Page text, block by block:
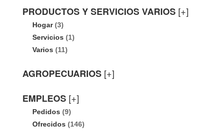
PRODUCTOS Y SERVICIOS VARIOS [+]
Hogar(3)
Servicios (1)
Varios (11)
AGROPECUARIOS [+]
EMPLEOS [+]
Pedidos (9)
Ofrecidos (146)